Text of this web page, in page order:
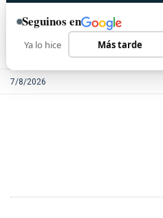
7/8/2026
Seguinos en
Ya lo hice Más tarde